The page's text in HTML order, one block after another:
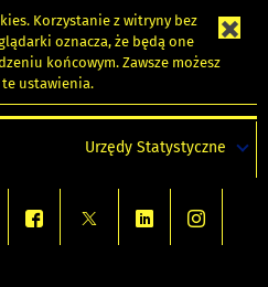
. Korzystanie z witryny bez
oznacza, że będą one
końcowym. Zawsze możesz
ustawienia.
Urzędy Statystyczne